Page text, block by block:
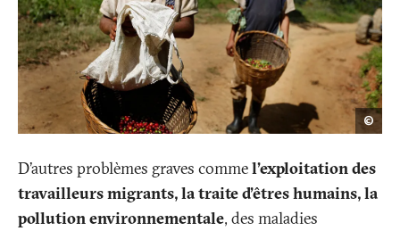
©
D’autres problèmes graves commel’exploitation des
travailleurs migrants, la traite d’êtres humains, la
pollution environnementale, des maladies